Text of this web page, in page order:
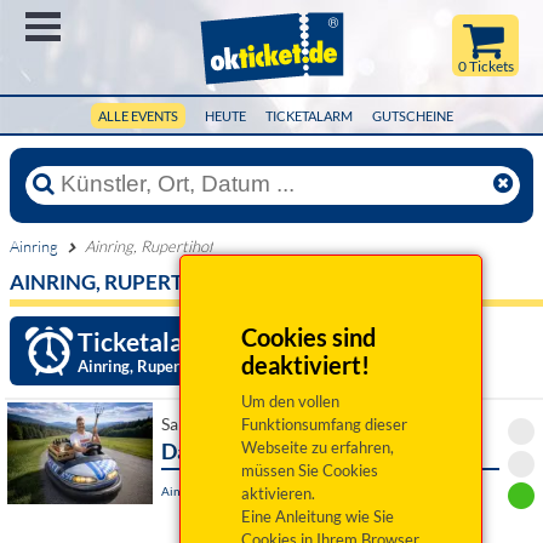
ALLE EVENTS HEUTE TICKETALARM GUTSCHEINE
0 Tickets
Cookies sind
deaktiviert!
Um den vollen
Funktionsumfang dieser
Webseite zu erfahren,
müssen Sie Cookies
aktivieren.
Eine Anleitung wie Sie
Ainring Ainring, Rupertihof
AINRING, RUPERTIHOF
Ticketalarm einrichten »
Ainring, Rupertihof
Sa 28. November 2026 20:00 Uhr
Da Bobbe - A Bayer derf des
Ainring, Rupertihof